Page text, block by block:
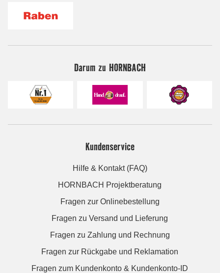
Darum zu HORNBACH
Kundenservice
Hilfe & Kontakt (FAQ)
HORNBACH Projektberatung
Fragen zur Onlinebestellung
Fragen zu Versand und Lieferung
Fragen zu Zahlung und Rechnung
Fragen zur Rückgabe und Reklamation
Fragen zum Kundenkonto & Kundenkonto-ID